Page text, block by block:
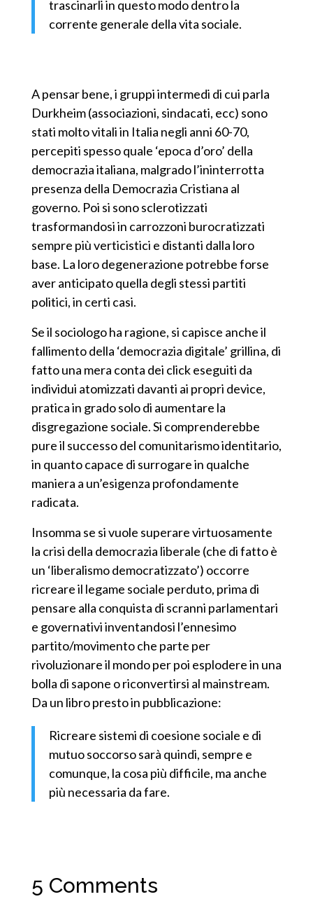
trascinarli in questo modo dentro la
corrente generale della vita sociale.
A pensar bene, i gruppi intermedi di cui parla
Durkheim (associazioni, sindacati, ecc) sono
stati molto vitali in Italia negli anni 60-70,
percepiti spesso quale ‘epoca d’oro’ della
democrazia italiana, malgrado l’ininterrotta
presenza della Democrazia Cristiana al
governo. Poi si sono sclerotizzati
trasformandosi in carrozzoni burocratizzati
sempre più verticistici e distanti dalla loro
base. La loro degenerazione potrebbe forse
aver anticipato quella degli stessi partiti
politici, in certi casi.
Se il sociologo ha ragione, si capisce anche il
fallimento della ‘democrazia digitale’ grillina, di
fatto una mera conta dei click eseguiti da
individui atomizzati davanti ai propri device,
pratica in grado solo di aumentare la
disgregazione sociale. Si comprenderebbe
pure il successo del comunitarismo identitario,
in quanto capace di surrogare in qualche
maniera a un’esigenza profondamente
radicata.
Insomma se si vuole superare virtuosamente
la crisi della democrazia liberale (che di fatto è
un ‘liberalismo democratizzato’) occorre
ricreare il legame sociale perduto, prima di
pensare alla conquista di scranni parlamentari
e governativi inventandosi l’ennesimo
partito/movimento che parte per
rivoluzionare il mondo per poi esplodere in una
bolla di sapone o riconvertirsi al mainstream.
Da un libro presto in pubblicazione:
Ricreare sistemi di coesione sociale e di
mutuo soccorso sarà quindi, sempre e
comunque, la cosa più difficile, ma anche
più necessaria da fare.
5 Comments